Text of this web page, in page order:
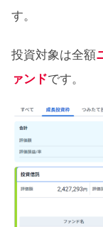
す。
投資対象は全額
ァンドです。